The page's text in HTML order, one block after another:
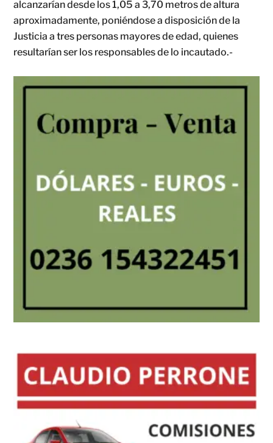
alcanzarían desde los 1,05 a 3,70 metros de altura
aproximadamente, poniéndose a disposición de la
Justicia a tres personas mayores de edad, quienes
resultarían ser los responsables de lo incautado.-